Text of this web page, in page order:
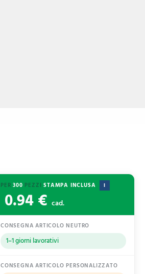
PER300 PEZZISTAMPA INCLUSA I
0.94 € cad.
CONSEGNA ARTICOLO NEUTRO
1–1 giorni lavorativi
CONSEGNA ARTICOLO PERSONALIZZATO